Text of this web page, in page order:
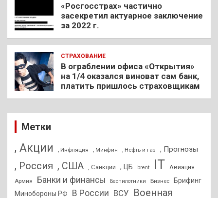
«Росгосстрах» частично
засекретил актуарное заключение
за 2022 г.
СТРАХОВАНИЕ
В ограблении офиса «Открытия»
на 1/4 оказался виноват сам банк,
платить пришлось страховщикам
Метки
, Акции , Инфляция , Минфин , Нефть и газ , Прогнозы
, Россия , США , Санкции , ЦБ brent IT Авиация
Армия Банки и финансы Беспилотники Бизнес
Брифинг
Минобороны РФ
В России ВСУ Военная